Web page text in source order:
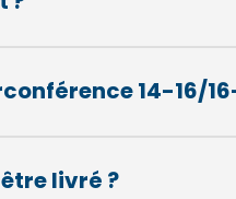
14-16/
livré ?